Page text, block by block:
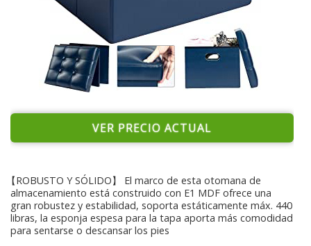
VER PRECIO ACTUAL
【ROBUSTO Y SÓLIDO】 El marco de esta otomana de
almacenamiento está construido con E1 MDF ofrece una
gran robustez y estabilidad, soporta estáticamente máx. 440
libras, la esponja espesa para la tapa aporta más comodidad
para sentarse o descansar los pies